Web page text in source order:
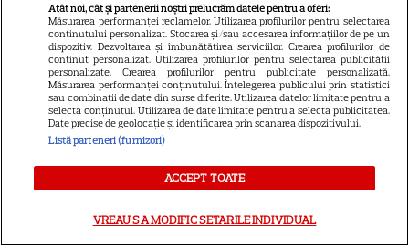
SERIALE
Atât noi, cât și partenerii noștri prelucrăm datele pentru a oferi:
Măsurarea performanței reclamelor. Utilizarea profilurilor pentru selectarea
conținutului personalizat. Stocarea și/sau accesarea informațiilor de pe un
dispozitiv. Dezvoltarea și îmbunătățirea serviciilor. Crearea profilurilor de
conținut personalizat. Utilizarea profilurilor pentru selectarea publicității
personalizate. Crearea profilurilor pentru publicitate personalizată.
Măsurarea performanței conținutului. Înțelegerea publicului prin statistici
sau combinații de date din surse diferite. Utilizarea datelor limitate pentru a
selecta conținutul. Utilizarea de date limitate pentru a selecta publicitatea.
Date precise de geolocație și identificarea prin scanarea dispozitivului.
Listă parteneri (furnizori)
ACCEPT TOATE
VREAU SA MODIFIC SETARILE INDIVIDUAL